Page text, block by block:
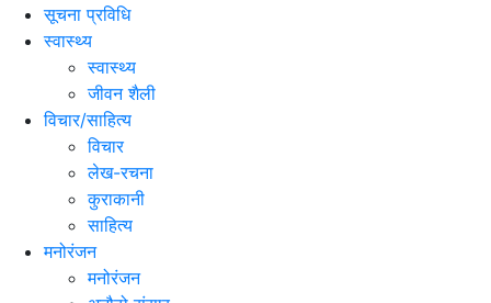
सूचना प्रविधि
स्वास्थ्य
स्वास्थ्य
जीवन शैली
विचार/साहित्य
विचार
लेख-रचना
कुराकानी
साहित्य
मनोरंजन
मनोरंजन